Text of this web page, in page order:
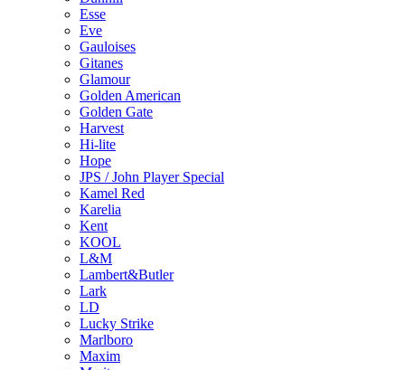
Esse
Eve
Gauloises
Gitanes
Glamour
Golden American
Golden Gate
Harvest
Hi-lite
Hope
JPS / John Player Special
Kamel Red
Karelia
Kent
KOOL
L&M
Lambert&Butler
Lark
LD
Lucky Strike
Marlboro
Maxim